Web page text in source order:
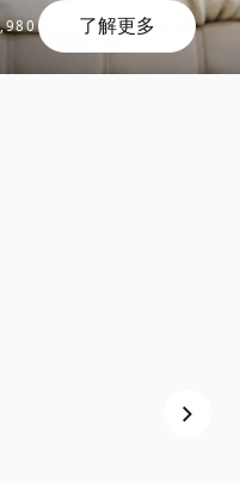
了解更多